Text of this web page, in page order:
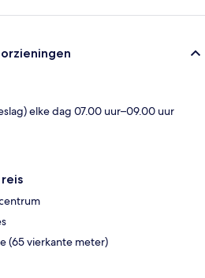
elke dag 07.00 uur–09.00 uur
(65 vierkante meter)